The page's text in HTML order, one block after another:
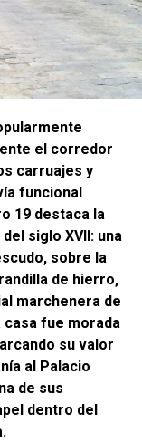
el corredor
carruajes y
funcional
19 destaca la
siglo XVII: una
sobre la
de hierro,
marchenera de
casa fue morada
su valor
al Palacio
de sus
dentro del